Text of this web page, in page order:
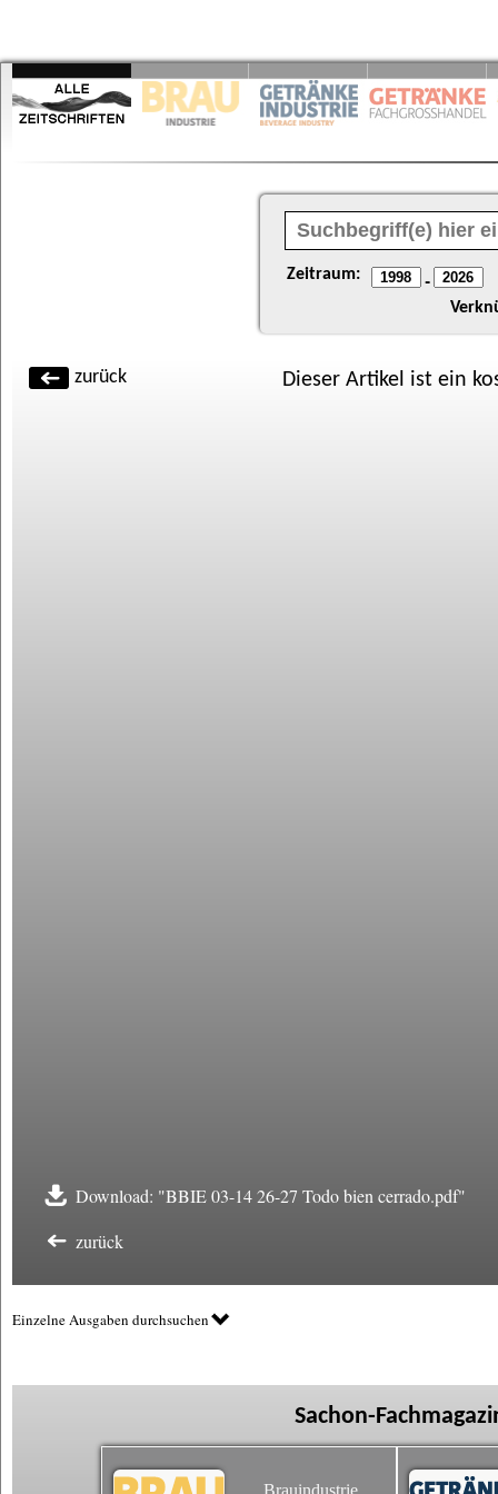
Zeitraum: -
zurück Dieser Artikel ist ein
Download: "BBIE 03-14 26-27 Todo bien cerrado.pdf"
zurück
Einzelne Ausgaben durchsuchen
Sachon-
Brauindustrie